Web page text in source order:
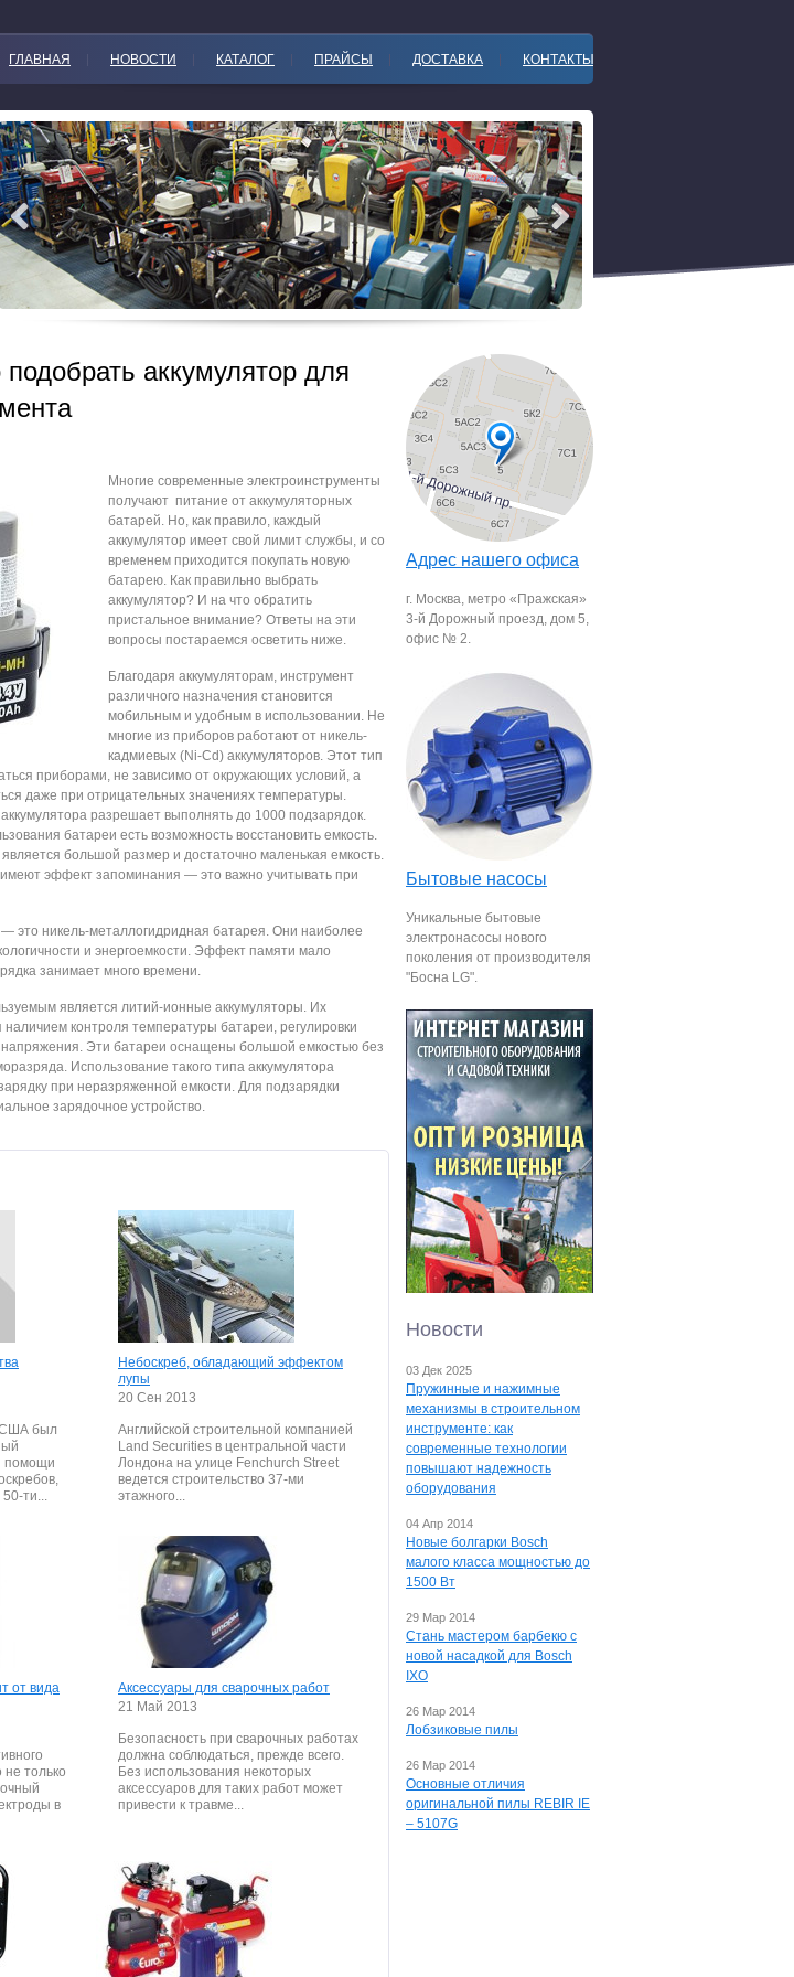
ГЛАВНАЯ НОВОСТИ КАТАЛОГ ПРАЙСЫ ДОСТАВКА КОНТАКТЫ
аккумулятор для
Многие современные электроинструменты
получают питание от аккумуляторных
батарей. Но, как правило, каждый
аккумулятор имеет свой лимит службы, и со
временем приходится покупать новую
батарею. Как правильно выбрать
аккумулятор? И на что обратить
пристальное внимание? Ответы на эти
вопросы постараемся осветить ниже.
Благодаря аккумуляторам, инструмент
различного назначения становится
мобильным и удобным в использовании. Не
многие из приборов работают от никель-
кадмиевых (Ni-Cd) аккумуляторов. Этот тип
приборами, не зависимо от окружающих условий, а
даже при отрицательных значениях температуры.
разрешает выполнять до 1000 подзарядок.
батареи есть возможность восстановить емкость.
большой размер и достаточно маленькая емкость.
эффект запоминания — это важно учитывать при
это никель-металлогидридная батарея. Они наиболее
и энергоемкости. Эффект памяти мало
занимает много времени.
является литий-ионные аккумуляторы. Их
контроля температуры батареи, регулировки
напряжения. Эти батареи оснащены большой емкостью без
Использование такого типа аккумулятора
при неразряженной емкости. Для подзарядки
зарядочное устройство.
США был
помощи
ти...
Небоскреб, обладающий эффектом
лупы
20 Сен 2013
Английской строительной компанией
Land Securities в центральной части
Лондона на улице Fenchurch Street
ведется строительство 37-ми
этажного...
от вида
только
в
Аксессуары для сварочных работ
21 Май 2013
Безопасность при сварочных работах
должна соблюдаться, прежде всего.
Без использования некоторых
аксессуаров для таких работ может
привести к травме...
Адрес нашего офиса
г. Москва, метро «Пражская»
3-й Дорожный проезд, дом 5,
офис № 2.
Бытовые насосы
Уникальные бытовые
электронасосы нового
поколения от производителя
"Босна LG".
Новости
03 Дек 2025
Пружинные и нажимные
механизмы в строительном
инструменте: как
современные технологии
повышают надежность
оборудования
04 Апр 2014
Новые болгарки Bosch
малого класса мощностью до
1500 Вт
29 Мар 2014
Стань мастером барбекю с
новой насадкой для Bosch
IXO
26 Мар 2014
Лобзиковые пилы
26 Мар 2014
Основные отличия
оригинальной пилы REBIR IE
– 5107G